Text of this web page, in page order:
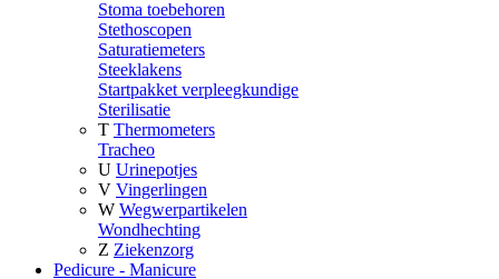
Stoma toebehoren
Stethoscopen
Saturatiemeters
Steeklakens
Startpakket verpleegkundige
Sterilisatie
T Thermometers
Tracheo
U Urinepotjes
V Vingerlingen
W Wegwerpartikelen
Wondhechting
Z Ziekenzorg
Pedicure - Manicure